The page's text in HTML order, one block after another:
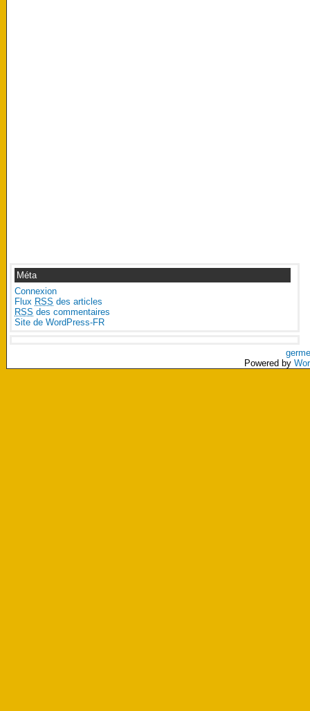
Méta
Connexion
Flux RSS des articles
RSS des commentaires
Site de WordPress-FR
Powered by